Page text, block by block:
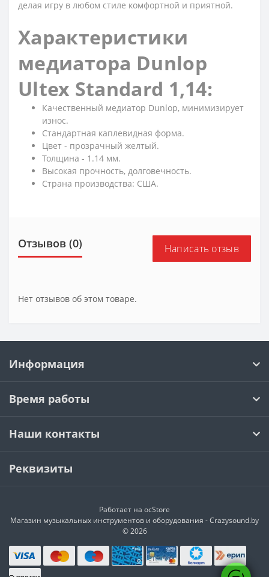
делая игру в любом стиле комфортной и приятной.
Характеристики
медиатора Dunlop
Ultex Standard 1,14:
Качественный медиатор Dunlop, минимизирует
износ.
Стандартная каплевидная форма.
Цвет - прозрачный желтый.
Толщина - 1.14 мм.
Высокая прочность, долговечность.
Страна производства: США.
Отзывов (0) Написать отзыв
Нет отзывов об этом товаре.
Информация
Время работы
Наши контакты
Реквизиты
Работает на ocStore
Магазин музыкальных инструментов и оборудования - Crazysound.by
© 2026